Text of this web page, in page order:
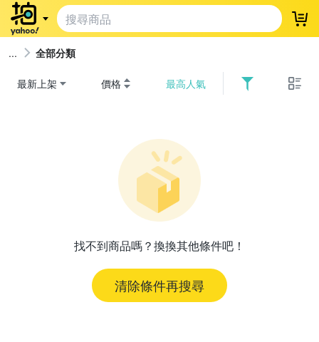
登
全部分類
最新上架 價格 最高人氣
找不到商品嗎？換換其他條件吧！
清除條件再搜尋